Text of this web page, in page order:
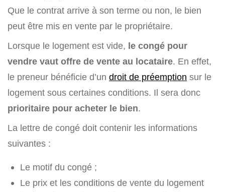
Que le contrat arrive à son terme ou non, le bien
peut être mis en vente par le propriétaire.
Lorsque le logement est vide, le congé pour
vendre vaut offre de vente au locataire. En effet,
le preneur bénéficie d’un droit de préemption sur le
logement sous certaines conditions. Il sera donc
prioritaire pour acheter le bien.
La lettre de congé doit contenir les informations
suivantes :
Le motif du congé ;
Le prix et les conditions de vente du logement